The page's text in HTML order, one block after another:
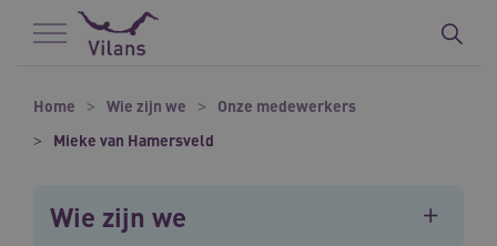
Naar hoofdinhoud
Naar footer
Home Wie zijn we
Onze medewerkers
Mieke van Hamersveld
Wie zijn we